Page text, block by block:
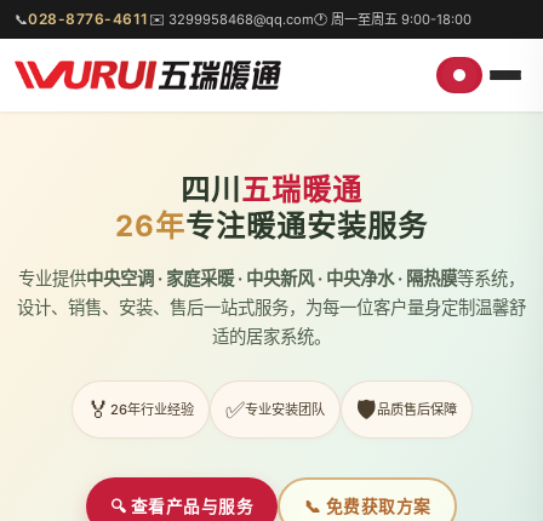
📞028-8776-4611 ✉️ 3299958468@qq.com🕐 周一至周五 9:00-18:00
四川 五瑞暖通
26年专注暖通安装服务
专业提供中央空调 · 家庭采暖 · 中央新风 · 中央净水 · 隔热膜等系统，
设计、销售、安装、售后一站式服务，为每一位客户量身定制温馨舒
适的居家系统。
🏅 26年行业经验 ✅专业安装团队 🛡️品质售后保障
🔍 查看产品与服务 📞 免费获取方案